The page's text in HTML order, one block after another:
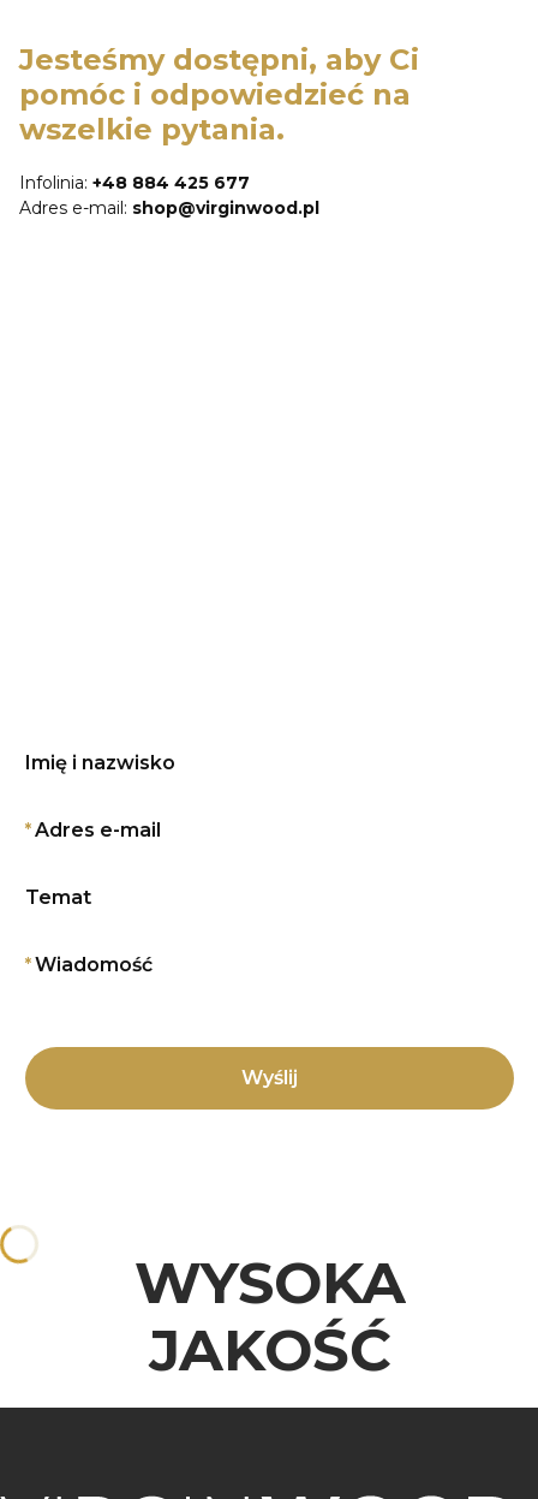
Jesteśmy dostępni, aby Ci
pomóc i odpowiedzieć na
wszelkie pytania.
Infolinia: +48 884 425 677
Adres e-mail: shop@virginwood.pl
Imię i nazwisko
*Adres e-mail
Temat
*Wiadomość
Wyślij
WYSOKA
JAKOŚĆ